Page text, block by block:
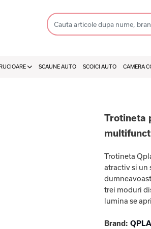
SCAUNE AUTO SCOICI AUTO CAMERA
Trotineta
Trotineta
atractiv si un
trei moduri
lumina se
Brand: